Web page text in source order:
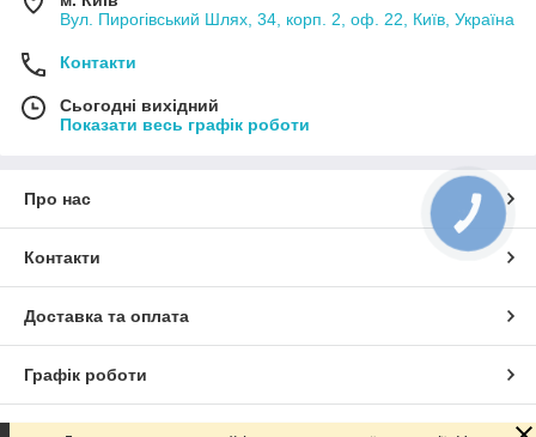
Вул. Пирогівський Шлях, 34, корп. 2, оф. 22, Київ, Україна
Контакти
Сьогодні вихідний
Показати весь графік роботи
Про нас
Контакти
Доставка та оплата
Графік роботи
КНОПКА
ЗВ'ЯЗКУ